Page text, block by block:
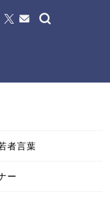
者言葉
ー